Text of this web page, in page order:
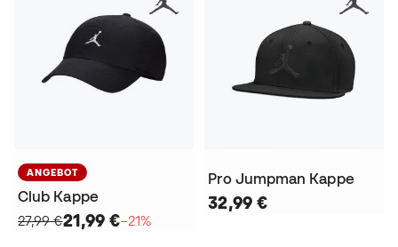
ANGEBOT
Club Kappe
27,99 €21,99 €−21%
Pro Jumpman Kappe
32,99 €